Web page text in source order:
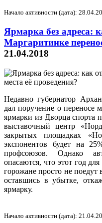
Начало активности (дата):
Ярмарка без адреса:
Маргаритинке
21.04.2018
Недавно губернатор
дал поручение о переносе
ярмарки из Дворца спорта
выставочный центр
закрытых площадках
экспонентов будет на
профсоюзов. Однако
опасаются, что этот год
горожане просто не
оставшись в убытке,
ярмарку.
Начало активности (дата):